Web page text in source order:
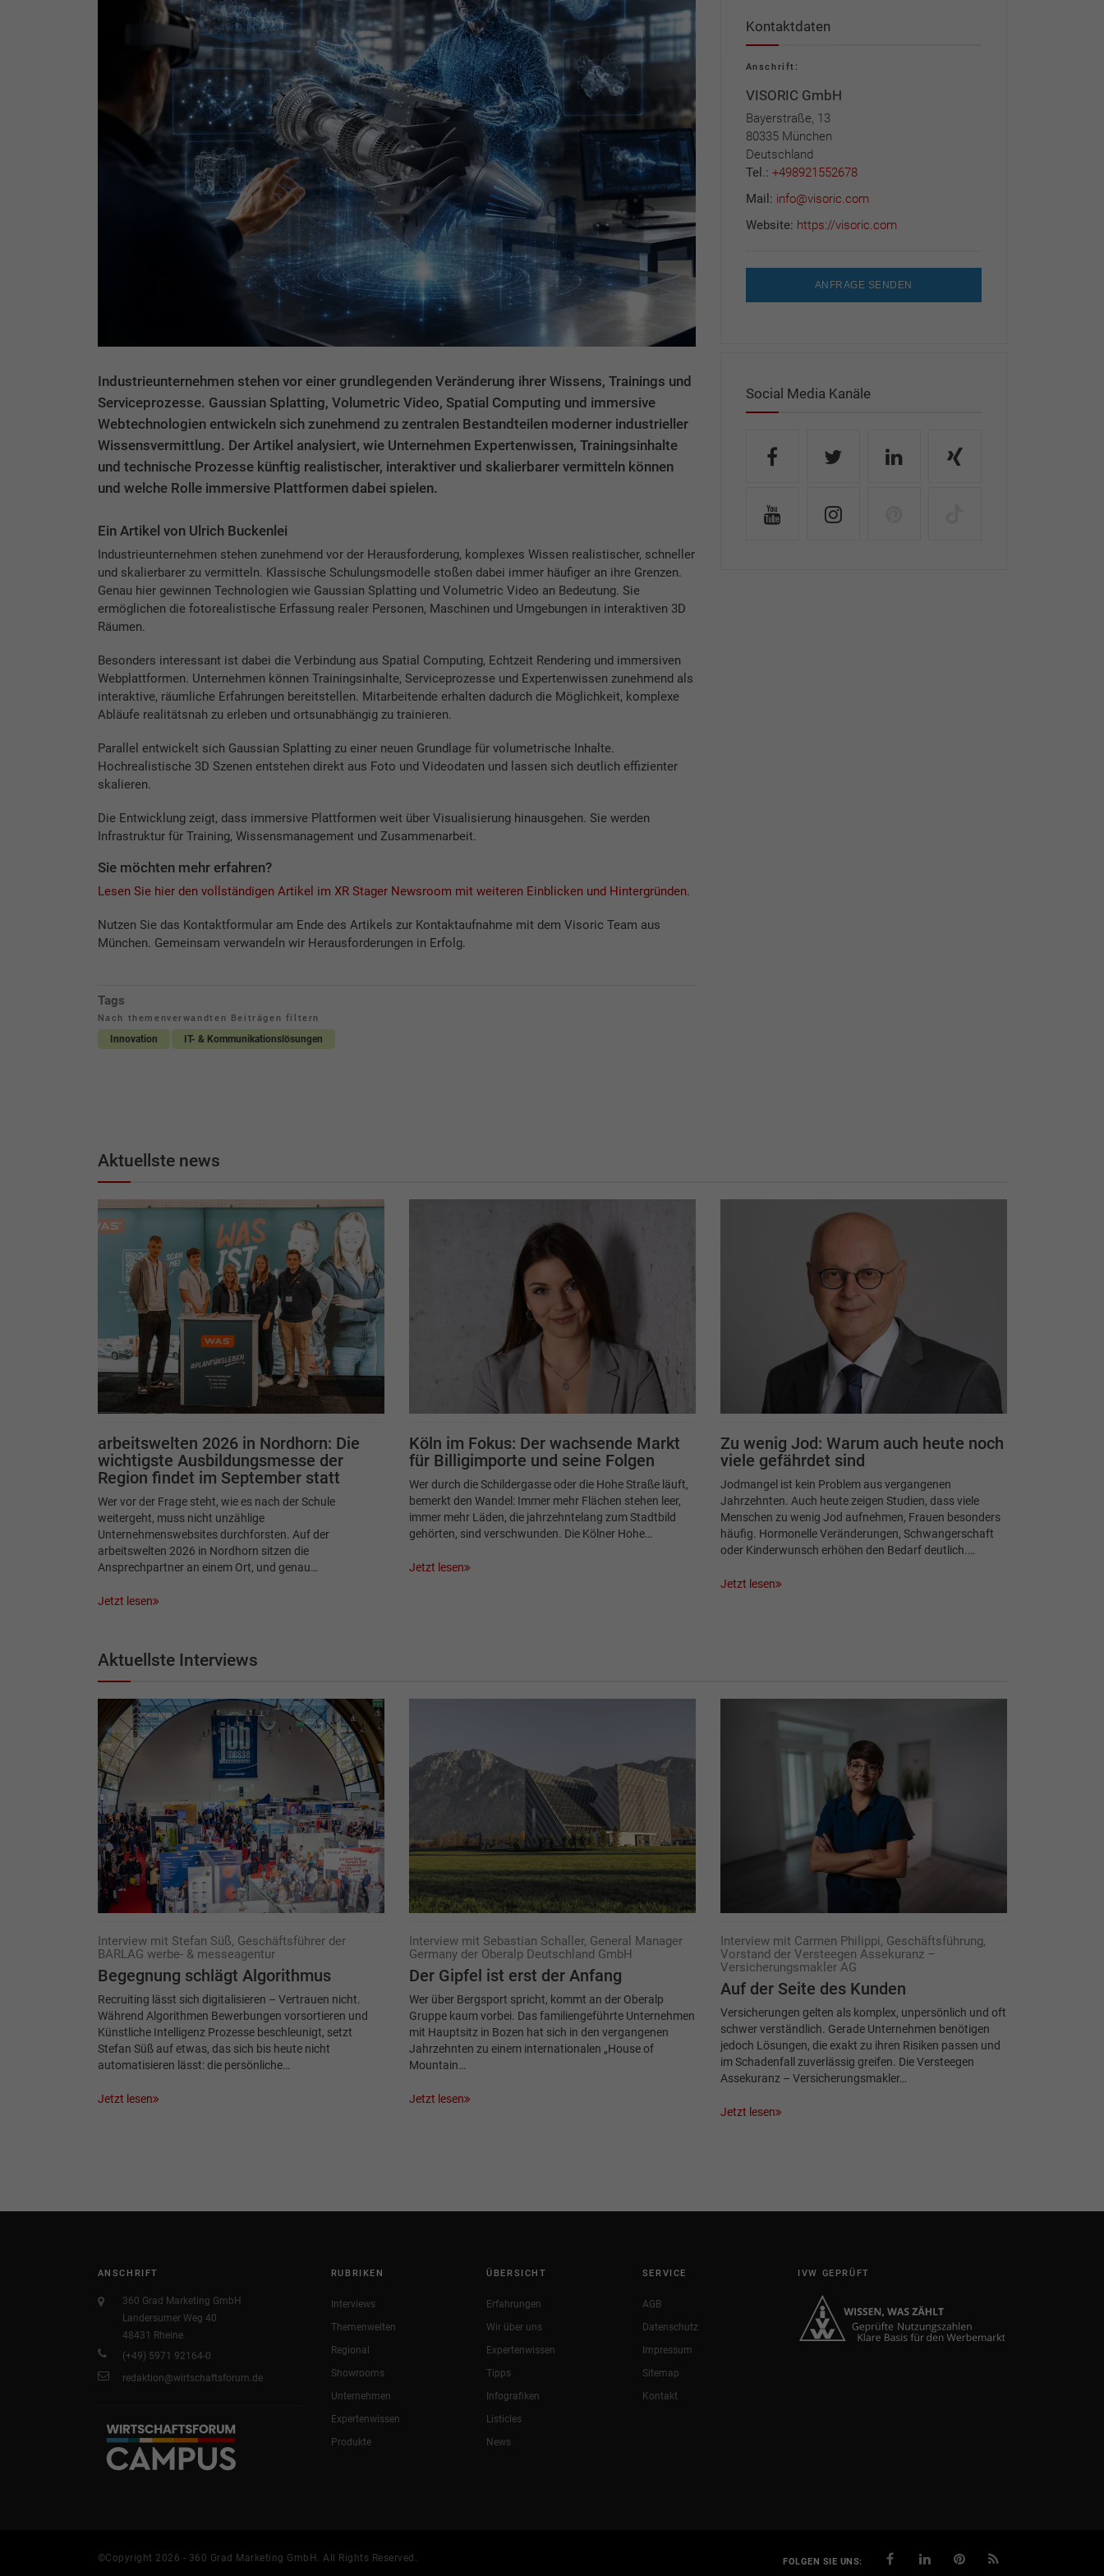
Industrieunternehmen stehen vor einer grundlegenden Veränderung ihrer Wissens, Trainings und
Serviceprozesse. Gaussian Splatting, Volumetric Video, Spatial Computing und immersive
Webtechnologien entwickeln sich zunehmend zu zentralen Bestandteilen moderner industrieller
Wissensvermittlung. Der Artikel analysiert, wie Unternehmen Expertenwissen, Trainingsinhalte
und technische Prozesse künftig realistischer, interaktiver und skalierbarer vermitteln können
und welche Rolle immersive Plattformen dabei spielen.
Ein Artikel von Ulrich Buckenlei
Industrieunternehmen stehen zunehmend vor der Herausforderung, komplexes Wissen realistischer, schneller
und skalierbarer zu vermitteln. Klassische Schulungsmodelle stoßen dabei immer häufiger an ihre Grenzen.
Genau hier gewinnen Technologien wie Gaussian Splatting und Volumetric Video an Bedeutung. Sie
ermöglichen die fotorealistische Erfassung realer Personen, Maschinen und Umgebungen in interaktiven 3D
Räumen.
Besonders interessant ist dabei die Verbindung aus Spatial Computing, Echtzeit Rendering und immersiven
Webplattformen. Unternehmen können Trainingsinhalte, Serviceprozesse und Expertenwissen zunehmend als
interaktive, räumliche Erfahrungen bereitstellen. Mitarbeitende erhalten dadurch die Möglichkeit, komplexe
Abläufe realitätsnah zu erleben und ortsunabhängig zu trainieren.
Parallel entwickelt sich Gaussian Splatting zu einer neuen Grundlage für volumetrische Inhalte.
Hochrealistische 3D Szenen entstehen direkt aus Foto und Videodaten und lassen sich deutlich effizienter
skalieren.
Die Entwicklung zeigt, dass immersive Plattformen weit über Visualisierung hinausgehen. Sie werden
Infrastruktur für Training, Wissensmanagement und Zusammenarbeit.
Sie möchten mehr erfahren?
Lesen Sie hier den vollständigen Artikel im XR Stager Newsroom mit weiteren Einblicken und Hintergründen.
Nutzen Sie das Kontaktformular am Ende des Artikels zur Kontaktaufnahme mit dem Visoric Team aus
München. Gemeinsam verwandeln wir Herausforderungen in Erfolg.
Tags
Nach themenverwandten Beiträgen filtern
Innovation IT- & Kommunikationslösungen
Kontaktdaten
Anschrift:
VISORIC GmbH
Bayerstraße, 13
80335 München
Deutschland
Tel.: +498921552678
Mail: info@visoric.com
Website: https://visoric.com
ANFRAGE SENDEN
Social Media Kanäle
Aktuellste news
arbeitswelten 2026 in Nordhorn: Die
wichtigste Ausbildungsmesse der
Region findet im September statt
Wer vor der Frage steht, wie es nach der Schule
weitergeht, muss nicht unzählige
Unternehmenswebsites durchforsten. Auf der
arbeitswelten 2026 in Nordhorn sitzen die
Ansprechpartner an einem Ort, und genau…
Jetzt lesen
Köln im Fokus: Der wachsende Markt
für Billigimporte und seine Folgen
Wer durch die Schildergasse oder die Hohe Straße läuft,
bemerkt den Wandel: Immer mehr Flächen stehen leer,
immer mehr Läden, die jahrzehntelang zum Stadtbild
gehörten, sind verschwunden. Die Kölner Hohe…
Jetzt lesen
Zu wenig Jod: Warum auch heute noch
viele gefährdet sind
Jodmangel ist kein Problem aus vergangenen
Jahrzehnten. Auch heute zeigen Studien, dass viele
Menschen zu wenig Jod aufnehmen, Frauen besonders
häufig. Hormonelle Veränderungen, Schwangerschaft
oder Kinderwunsch erhöhen den Bedarf deutlich.…
Jetzt lesen
Aktuellste Interviews
Interview mit Stefan Süß, Geschäftsführer der
BARLAG werbe- & messeagentur
Begegnung schlägt Algorithmus
Recruiting lässt sich digitalisieren – Vertrauen nicht.
Während Algorithmen Bewerbungen vorsortieren und
Künstliche Intelligenz Prozesse beschleunigt, setzt
Stefan Süß auf etwas, das sich bis heute nicht
automatisieren lässt: die persönliche…
Jetzt lesen
Interview mit Sebastian Schaller, General Manager
Germany der Oberalp Deutschland GmbH
Der Gipfel ist erst der Anfang
Wer über Bergsport spricht, kommt an der Oberalp
Gruppe kaum vorbei. Das familiengeführte Unternehmen
mit Hauptsitz in Bozen hat sich in den vergangenen
Jahrzehnten zu einem internationalen „House of
Mountain…
Jetzt lesen
Interview mit Carmen Philippi, Geschäftsführung,
Vorstand der Versteegen Assekuranz –
Versicherungsmakler AG
Auf der Seite des Kunden
Versicherungen gelten als komplex, unpersönlich und oft
schwer verständlich. Gerade Unternehmen benötigen
jedoch Lösungen, die exakt zu ihren Risiken passen und
im Schadenfall zuverlässig greifen. Die Versteegen
Assekuranz – Versicherungsmakler…
Jetzt lesen
ANSCHRIFT
360 Grad Marketing GmbH
Landersumer Weg 40
48431 Rheine
(+49) 5971 92164-0
redaktion@wirtschaftsforum.de
RUBRIKEN
Interviews
Themenwelten
Regional
Showrooms
Unternehmen
Expertenwissen
Produkte
ÜBERSICHT
Erfahrungen
Wir über uns
Expertenwissen
Tipps
Infografiken
Listicles
News
SERVICE
AGB
Datenschutz
Impressum
Sitemap
Kontakt
IVW GEPRÜFT
©Copyright 2026 - 360 Grad Marketing GmbH. All Rights Reserved. FOLGEN SIE UNS: